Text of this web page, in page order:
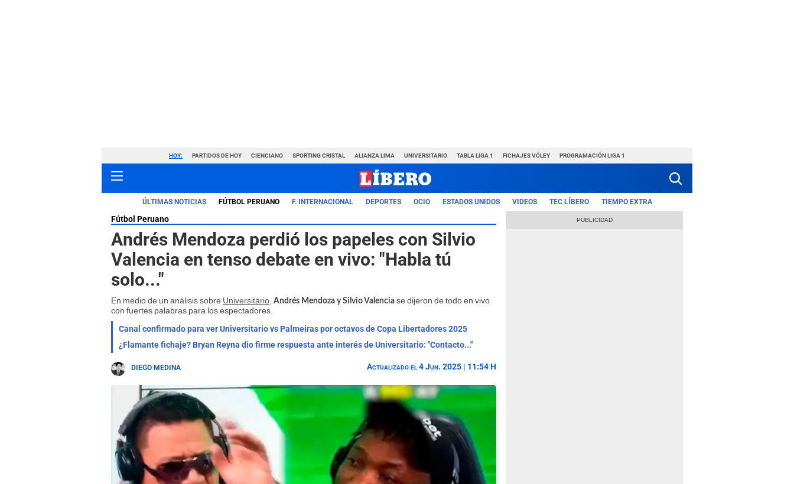
HOY: PARTIDOS DE HOY CIENCIANO SPORTING CRISTAL ALIANZA LIMA UNIVERSITARIO TABLA LIGA 1 FICHAJES VÓLEY PROGRAMACIÓN LIGA 1
ÚLTIMAS NOTICIAS FÚTBOL PERUANO F. INTERNACIONAL DEPORTES OCIO ESTADOS UNIDOS VIDEOS TEC LÍBERO TIEMPO EXTRA
Fútbol Peruano
Andrés Mendoza perdió los papeles con Silvio
Valencia en tenso debate en vivo: "Habla tú
solo..."
En medio de un análisis sobre Universitario Andrés Mendoza y Silvio Valencia se dijeron de todo en vivo
con fuertes palabras para los espectadores.
Canal confirmado para ver Universitario vs Palmeiras por octavos de Copa Libertadores 2025
¿Flamante fichaje? Bryan Reyna dio firme respuesta ante interés de Universitario: "Contacto..."
DIEGO MEDINA Actualizado el 4 Jun. 2025 | 11:54 H